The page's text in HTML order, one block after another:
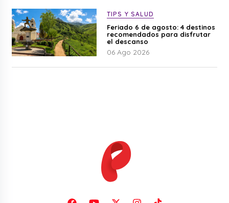
TIPS Y SALUD
Feriado 6 de agosto: 4 destinos
recomendados para disfrutar
el descanso
06 Ago 2026